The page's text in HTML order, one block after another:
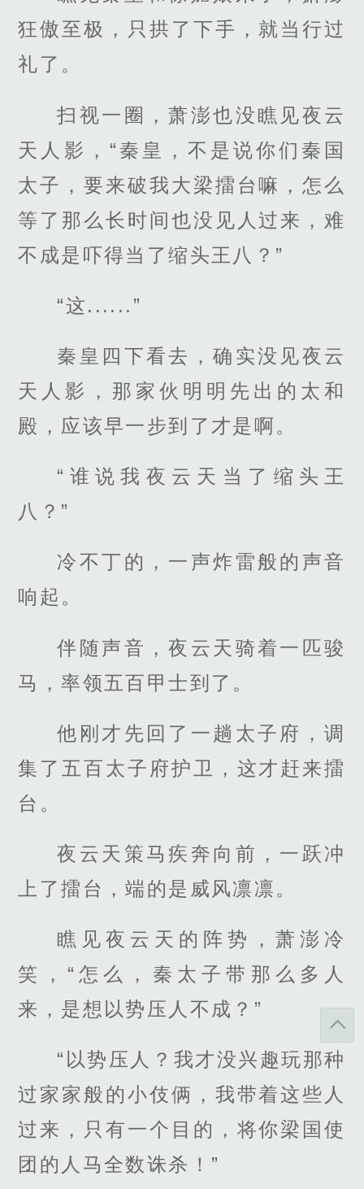
狂傲至极，只拱了下手，就当行过
礼了。
扫视一圈，萧澎也没瞧见夜云
天人影，“秦皇，不是说你们秦国
太子，要来破我大梁擂台嘛，怎么
等了那么长时间也没见人过来，难
不成是吓得当了缩头王八？”
“这......”
秦皇四下看去，确实没见夜云
天人影，那家伙明明先出的太和
殿，应该早一步到了才是啊。
“谁说我夜云天当了缩头王
八？”
冷不丁的，一声炸雷般的声音
响起。
伴随声音，夜云天骑着一匹骏
马，率领五百甲士到了。
他刚才先回了一趟太子府，调
集了五百太子府护卫，这才赶来擂
台。
夜云天策马疾奔向前，一跃冲
上了擂台，端的是威风凛凛。
瞧见夜云天的阵势，萧澎冷
笑，“怎么，秦太子带那么多人
来，是想以势压人不成？”
“以势压人？我才没兴趣玩那种
过家家般的小伎俩，我带着这些人
过来，只有一个目的，将你梁国使
团的人马全数诛杀！”